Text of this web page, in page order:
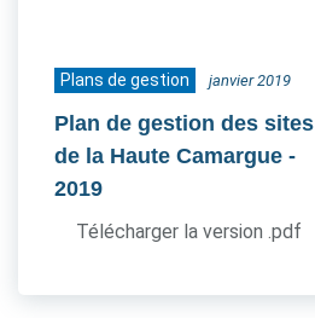
Plans de gestion janvier 2019
Plan de gestion des sites
de la Haute Camargue -
2019
Télécharger la version .pdf